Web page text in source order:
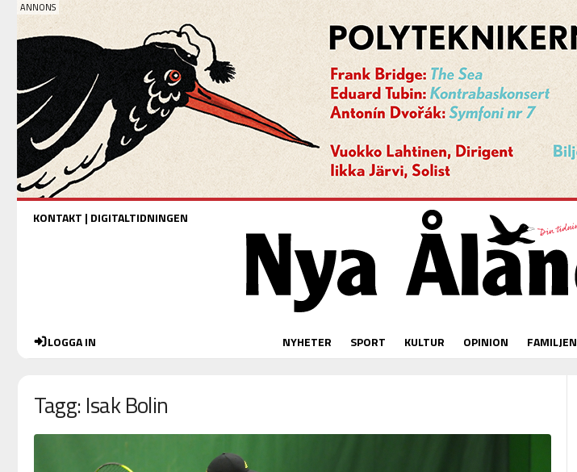
KONTAKT | DIGITALTIDNINGEN
LOGGA IN NYHETER SPORT KULTUR OPINION FAMILJEN
Tagg: Isak Bolin